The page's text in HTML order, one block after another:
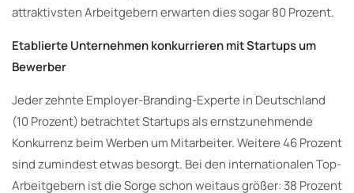
attraktivsten Arbeitgebern erwarten dies sogar 80 Prozent.
Etablierte Unternehmen konkurrieren mit Startups um
Bewerber
Jeder zehnte Employer-Branding-Experte in Deutschland
(10 Prozent) betrachtet Startups als ernstzunehmende
Konkurrenz beim Werben um Mitarbeiter. Weitere 46 Prozent
sind zumindest etwas besorgt. Bei den internationalen Top-
Arbeitgebern ist die Sorge schon weitaus größer: 38 Prozent